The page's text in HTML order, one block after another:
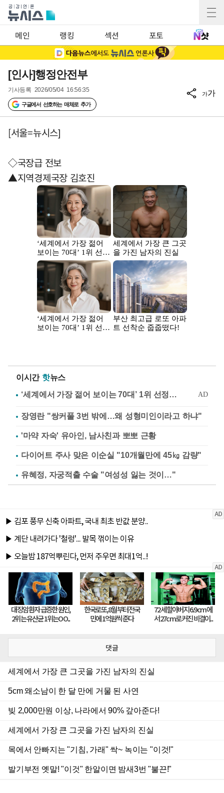
메인 랭킹 섹션 포토
[인사]행정안전부
기사등록 2026/05/04 16:56:35
구글에서 선호하는 매체로 추가
가가
[서울=뉴시스]
◇국장급 전보
▲지역경제국장 김호진
이시간 핫뉴스
장영란 "쌍커풀 3번 밖에…왜 성형미인이라고 하냐"
'마약 자숙' 유아인, 남사친과 뽀뽀 근황
다이어트 주사 맞은 이순실 "10개월만에 45㎏ 감량"
유혜정, 자궁적출 수술 "여성성 잃는 것이…"
댓글